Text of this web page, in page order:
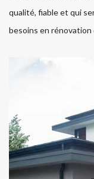
qualité, fiable et qui
besoins en rénovation